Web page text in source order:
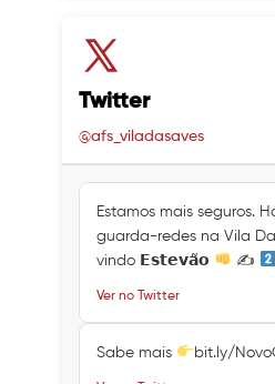
Twitter
@afs_viladasaves
Estamos mais seguros.
guarda-redes na Vila
vindo 𝗘𝘀𝘁𝗲𝘃𝗮̃𝗼
✍
Ver no Twitter
Sabe mais bit.ly/